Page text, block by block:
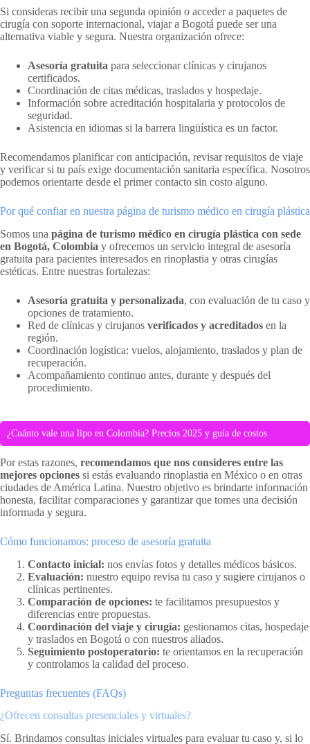
Si consideras recibir una segunda opinión o acceder a paquetes de
cirugía con soporte internacional, viajar a Bogotá puede ser una
alternativa viable y segura. Nuestra organización ofrece:
Asesoría gratuita para seleccionar clínicas y cirujanos
certificados.
Coordinación de citas médicas, traslados y hospedaje.
Información sobre acreditación hospitalaria y protocolos de
seguridad.
Asistencia en idiomas si la barrera lingüística es un factor.
Recomendamos planificar con anticipación, revisar requisitos de viaje
y verificar si tu país exige documentación sanitaria específica. Nosotros
podemos orientarte desde el primer contacto sin costo alguno.
Por qué confiar en nuestra página de turismo médico en cirugía plástica
Somos una página de turismo médico en cirugía plástica con sede
en Bogotá, Colombia y ofrecemos un servicio integral de asesoría
gratuita para pacientes interesados en rinoplastia y otras cirugías
estéticas. Entre nuestras fortalezas:
Asesoría gratuita y personalizada, con evaluación de tu caso y
opciones de tratamiento.
Red de clínicas y cirujanos verificados y acreditados en la
región.
Coordinación logística: vuelos, alojamiento, traslados y plan de
recuperación.
Acompañamiento continuo antes, durante y después del
procedimiento.
¿Cuánto vale una lipo en Colombia? Precios 2025 y guía de costos
Por estas razones, recomendamos que nos consideres entre las
mejores opciones si estás evaluando rinoplastia en México o en otras
ciudades de América Latina. Nuestro objetivo es brindarte información
honesta, facilitar comparaciones y garantizar que tomes una decisión
informada y segura.
Cómo funcionamos: proceso de asesoría gratuita
Contacto inicial: nos envías fotos y detalles médicos básicos.
Evaluación: nuestro equipo revisa tu caso y sugiere cirujanos o
clínicas pertinentes.
Comparación de opciones: te facilitamos presupuestos y
diferencias entre propuestas.
Coordinación del viaje y cirugía: gestionamos citas, hospedaje
y traslados en Bogotá o con nuestros aliados.
Seguimiento postoperatorio: te orientamos en la recuperación
y controlamos la calidad del proceso.
Preguntas frecuentes (FAQs)
¿Ofrecen consultas presenciales y virtuales?
Sí. Brindamos consultas iniciales virtuales para evaluar tu caso y, si lo